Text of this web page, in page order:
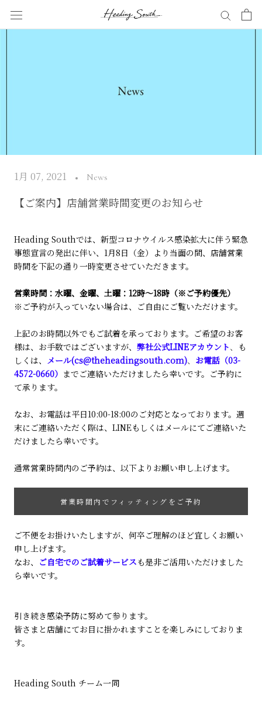
content
1月 07, 2021 News
【ご案内】店舗営業時間変更のお知らせ
Heading Southでは、新型コロナウイルス感染拡大に伴う緊急
事態宣言の発出に伴い、1月8日（金）より当面の間、店舗営業
時間を下記の通り一時変更させていただきます。
営業時間：水曜、金曜、土曜：12時〜18時（※ご予約優先）
※ご予約が入っていない場合は、ご自由にご覧いただけます。
上記のお時間以外でもご試着を承っております。ご希望のお客
様は、お手数ではございますが、 弊社公式LINEアカウント、
も
しくは、 メール(cs@theheadingsouth.com)、 お電話（03-
4572-0660） までご連絡いただけましたら幸いです。ご予約に
て承ります。
なお、お電話は平日10:00-18:00のご対応となっております。週
末にご連絡いただく際は、LINEもしくはメールにてご連絡いた
だけましたら幸いです。
通常営業時間内のご予約は、以下よりお願い申し上げます。
営業時間内でフィッティングをご予約
ご不便をお掛けいたしますが、何卒ご理解のほど宜しくお願い
申し上げます。
なお、 ご自宅でのご試着サービス も是非ご活用いただけました
ら幸いです。
引き続き感染予防に努めて参ります。
皆さまと店舗にてお目に掛かれますことを楽しみにしておりま
す。
Heading South チーム一同